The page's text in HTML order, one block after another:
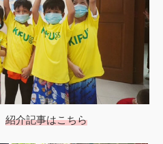
紹介記事はこちら